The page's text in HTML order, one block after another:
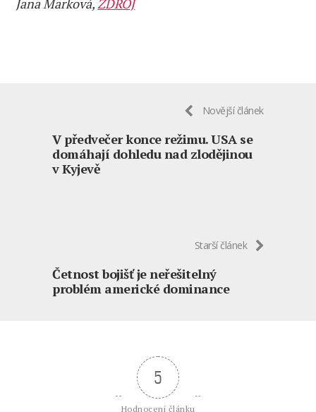
Novější článek
V předvečer konce režimu. USA se
domáhají dohledu nad zlodějinou
v Kyjevě
Starší článek
Četnost bojišť je neřešitelný
problém americké dominance
5
Hodnocení článku